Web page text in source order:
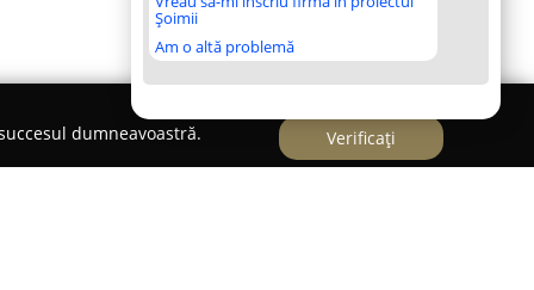
Șoimii
Am o altă problemă
dumneavoastră.
Verificați